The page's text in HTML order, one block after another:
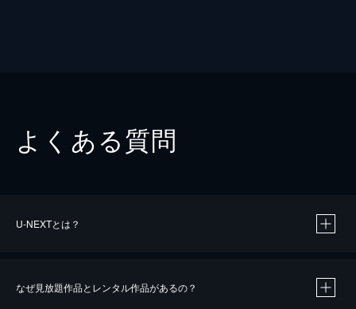
よくある質問
U-NEXTとは？
なぜ見放題作品とレンタル作品があるの？